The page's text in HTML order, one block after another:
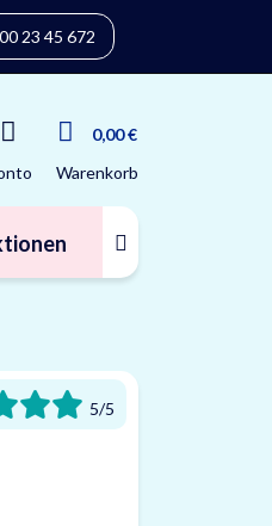
23 45 672
0,00 €
Warenkorb
5/5